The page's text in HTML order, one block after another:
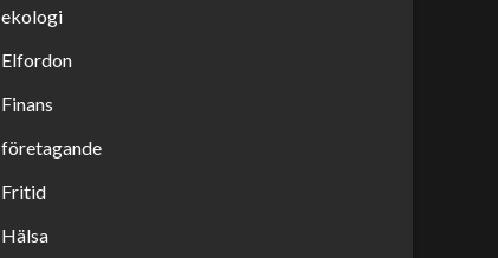
ekologi
Elfordon
Finans
företagande
Fritid
Hälsa